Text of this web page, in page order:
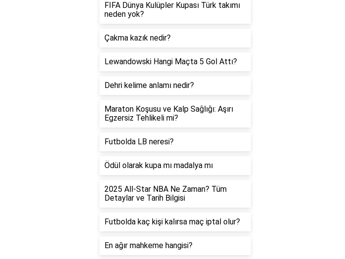
FIFA Dünya Kulüpler Kupası Türk takımı
neden yok?
Çakma kazık nedir?
Lewandowski Hangi Maçta 5 Gol Attı?
Dehri kelime anlamı nedir?
Maraton Koşusu ve Kalp Sağlığı: Aşırı
Egzersiz Tehlikeli mi?
Futbolda LB neresi?
Ödül olarak kupa mı madalya mı
2025 All-Star NBA Ne Zaman? Tüm
Detaylar ve Tarih Bilgisi
Futbolda kaç kişi kalırsa maç iptal olur?
En ağır mahkeme hangisi?